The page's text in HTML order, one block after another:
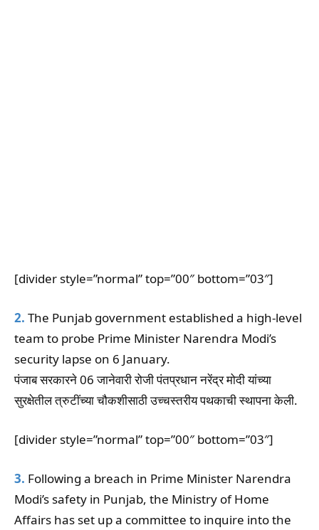
[divider style=”normal” top=”00″ bottom=”03″]
2. The Punjab government established a high-level
team to probe Prime Minister Narendra Modi’s
security lapse on 6 January.
पंजाब सरकारने 06 जानेवारी रोजी पंतप्रधान नरेंद्र मोदी यांच्या
सुरक्षेतील त्रुटींच्या चौकशीसाठी उच्चस्तरीय पथकाची स्थापना केली.
[divider style=”normal” top=”00″ bottom=”03″]
3. Following a breach in Prime Minister Narendra
Modi’s safety in Punjab, the Ministry of Home
Affairs has set up a committee to inquire into the